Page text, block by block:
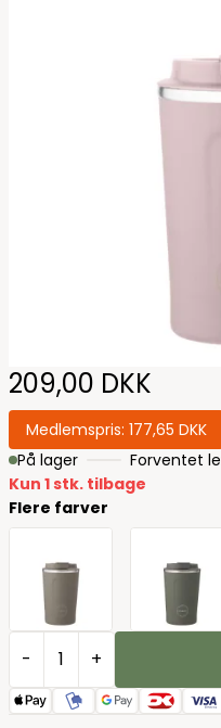
209,00 DKK
Medlemspris: 177,65 DKK
På lager
Forventet
Kun 1 stk. tilbage
Flere farver
-
+